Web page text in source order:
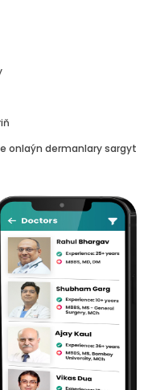
onlaýn dermanlary sargyt